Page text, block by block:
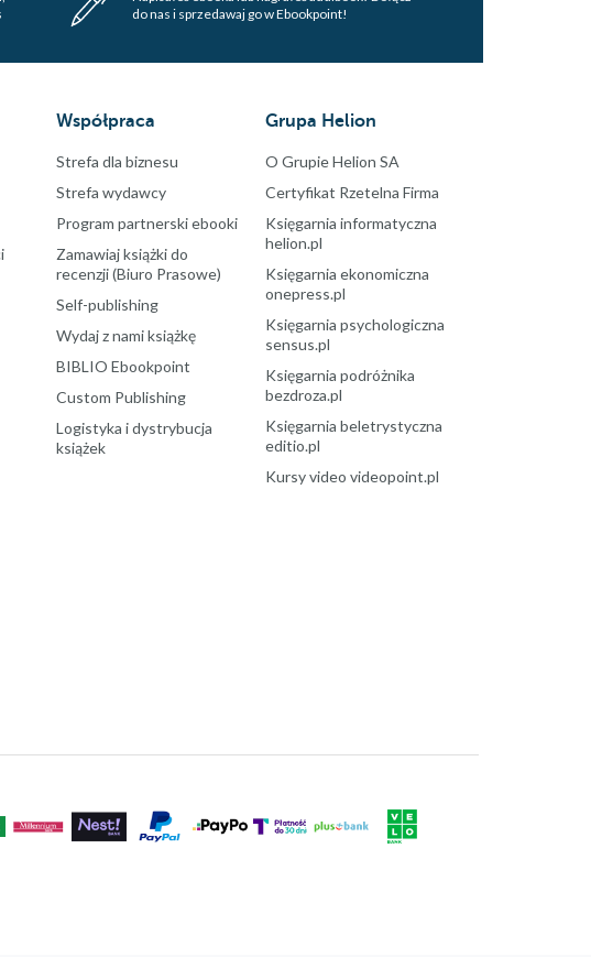
do nas i sprzedawaj go w Ebookpoint!
Współpraca
Strefa dla biznesu
Strefa wydawcy
Program partnerski ebooki
Zamawiaj książki do
recenzji (Biuro Prasowe)
Self-publishing
Wydaj z nami książkę
BIBLIO Ebookpoint
Custom Publishing
Logistyka i dystrybucja
książek
Grupa Helion
O Grupie Helion SA
Certyfikat Rzetelna Firma
Księgarnia informatyczna
helion.pl
Księgarnia ekonomiczna
onepress.pl
Księgarnia psychologiczna
sensus.pl
Księgarnia podróżnika
bezdroza.pl
Księgarnia beletrystyczna
editio.pl
Kursy video videopoint.pl